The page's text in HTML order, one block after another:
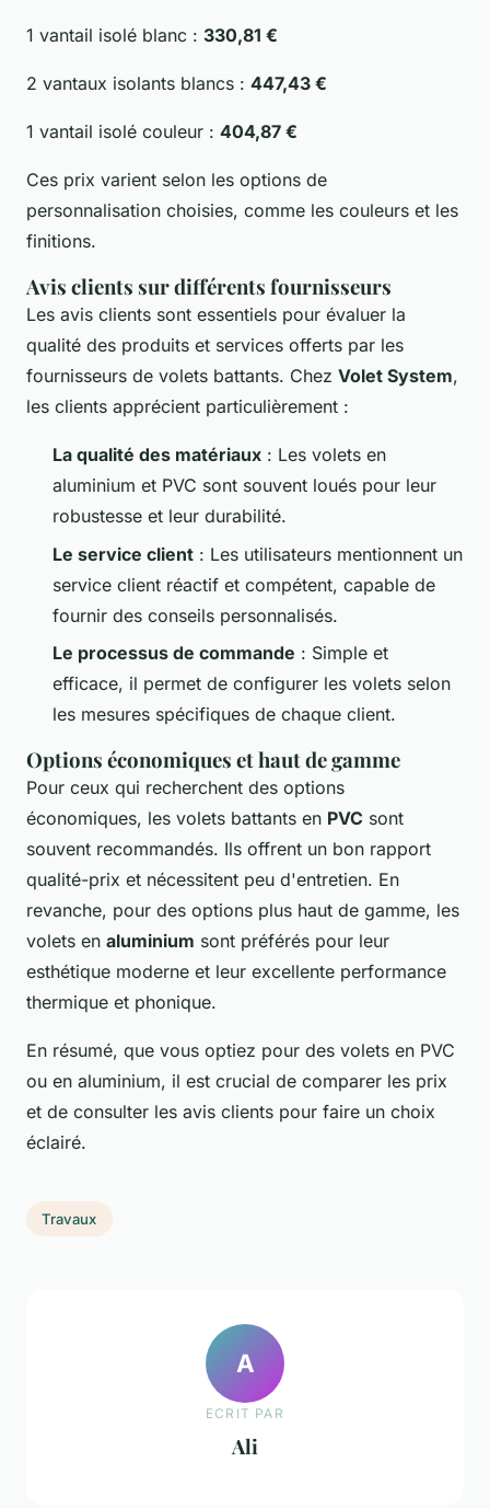
1 vantail isolé blanc : 330,81 €
2 vantaux isolants blancs : 447,43 €
1 vantail isolé couleur : 404,87 €
Ces prix varient selon les options de
personnalisation choisies, comme les couleurs et les
finitions.
Avis clients sur différents fournisseurs
Les avis clients sont essentiels pour évaluer la
qualité des produits et services offerts par les
fournisseurs de volets battants. Chez Volet System,
les clients apprécient particulièrement :
La qualité des matériaux : Les volets en
aluminium et PVC sont souvent loués pour leur
robustesse et leur durabilité.
Le service client : Les utilisateurs mentionnent un
service client réactif et compétent, capable de
fournir des conseils personnalisés.
Le processus de commande : Simple et
efficace, il permet de configurer les volets selon
les mesures spécifiques de chaque client.
Options économiques et haut de gamme
Pour ceux qui recherchent des options
économiques, les volets battants en PVC sont
souvent recommandés. Ils offrent un bon rapport
qualité-prix et nécessitent peu d'entretien. En
revanche, pour des options plus haut de gamme, les
volets en aluminium sont préférés pour leur
esthétique moderne et leur excellente performance
thermique et phonique.
En résumé, que vous optiez pour des volets en PVC
ou en aluminium, il est crucial de comparer les prix
et de consulter les avis clients pour faire un choix
éclairé.
Travaux
A
ECRIT PAR
Ali